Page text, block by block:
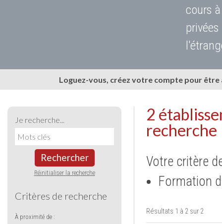
cours
Loguez-vous, créez votre compte pour
Je recherche...
Rechercher
Réinitialiser la recherche
Critères de recherche
À proximité de :
2
recherche
Votre critère
Formation
Résultats 1 à 2 sur 2